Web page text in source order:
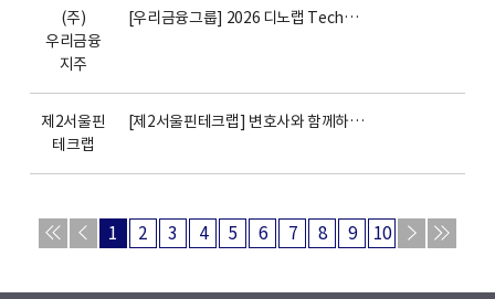
(주)
우리금융
지주
[우리금융그룹] 2026 디노랩 Tech센터 1기 스타트업 모집(~8/2)
제2서울핀
테크랩
[제2서울핀테크랩] 변호사와 함께하는 CONNECT+ 네트워킹 2회차 참여기업 모집
1 2 3 4 5 6 7 8 9 10